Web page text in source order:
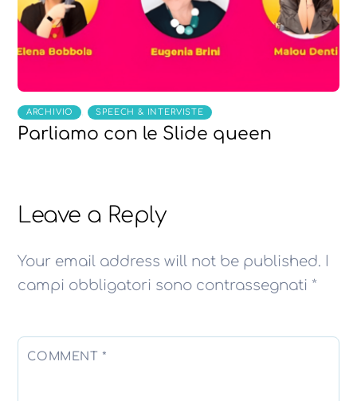
ARCHIVIO , SPEECH & INTERVISTE
Parliamo con le Slide queen
Leave a Reply
Your email address will not be published.
campi obbligatori sono contrassegnati *
COMMENT*